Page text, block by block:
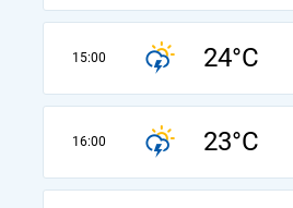
15:00 24°C
16:00 23°C